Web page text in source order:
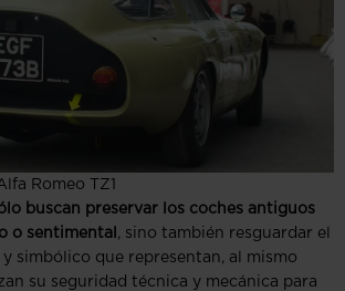
Romeo TZ1
buscan preservar los coches antiguos
o sentimental , sino también resguardar el
simbólico que representan, al mismo
su seguridad técnica y mecánica para